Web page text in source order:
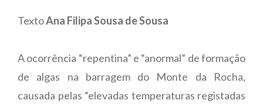
TextoAna Filipa Sousa de Sousa
A ocorrência “repentina” e “anormal” de formação
de algas na barragem do Monte da Rocha,
causada pelas “elevadas temperaturas registadas